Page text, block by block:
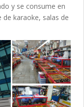
y se consume en
karaoke, salas de